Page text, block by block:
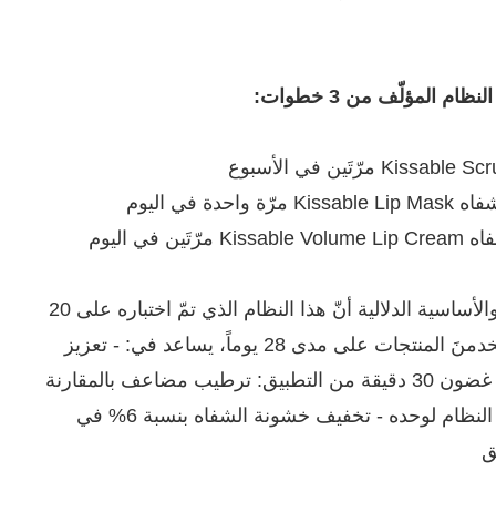
المؤلّف من 3 خطوات:
أثبتت الاختبارات السريرية والأساسية الدلالية أنّ هذا النظام الذي تمّ اختباره على 20
امرأة شفتَيهنَّ جافّتَين، استخدمنَ المنتجات على مدى 28 يوماً، يساعد في: - تعزيز
الترطيب بنسبة 47.8% في غضون 30 دقيقة من التطبيق: ترطيب مضاعف بالمقارنة
مع استخدام منتج واحد من النظام لوحده - تخفيف خشونة الشفاه بنسبة 6% في